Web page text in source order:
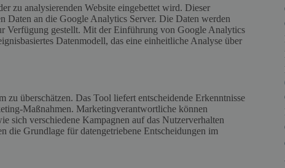
zu analysierenden Website eingebettet wird. Dieser
Daten an die Google Analytics Server. Die Daten werden
Verfügung gestellt. Mit der Einführung von Google Analytics
Datenmodell, das eine einheitliche Analyse über
überschätzen. Das Tool liefert entscheidende Erkenntnisse
Maßnahmen. Marketingverantwortliche können
sich verschiedene Kampagnen auf das Nutzerverhalten
die Grundlage für datengetriebene Entscheidungen im